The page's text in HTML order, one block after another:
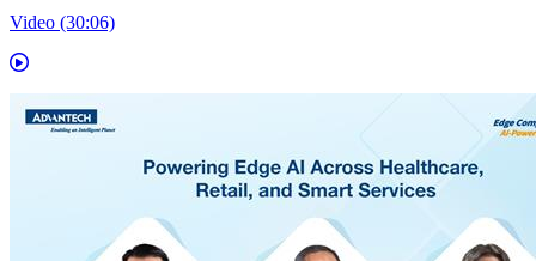
Video (30:06)